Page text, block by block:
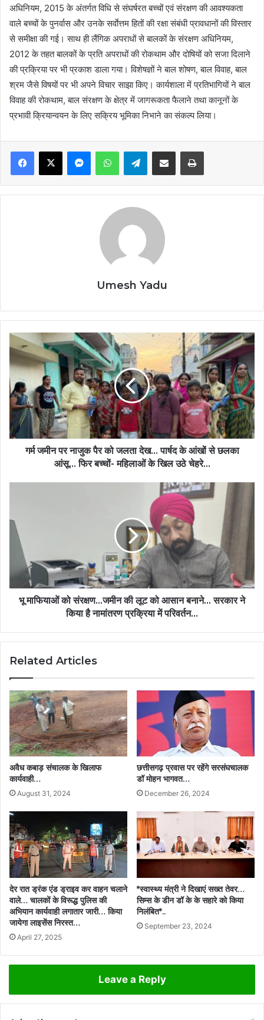
अधिनियम, 2015 के अंतर्गत विधि से संघर्षरत बच्चों एवं संरक्षण की आवश्यकता
वाले बच्चों के पुनर्वास और उनके सर्वाेत्तम हितों की रक्षा संबंधी प्रावधानों की विस्तार
से समीक्षा की गई। साथ ही लैंगिक अपराधों से बालकों के संरक्षण अधिनियम,
2012 के तहत बालकों के प्रति अपराधों की रोकथाम और दोषियों को सजा दिलाने
की प्रक्रिया पर भी प्रकाश डाला गया। विशेषज्ञों ने बाल शोषण, बाल विवाह, बाल
श्रम जैसे विषयों पर भी अपने विचार साझा किए। कार्यशाला में प्रतिभागियों ने बाल
विवाह की रोकथाम, बाल संरक्षण के क्षेत्र में जागरूकता फैलाने तथा कानूनों के
प्रभावी क्रियान्वयन के लिए सक्रिय भूमिका निभाने का संकल्प लिया।
Facebook
X MessengerWhatsAppTelegramShare via Email Print
Umesh Yadu
गर्म जमीन पर नाजुक पैर को जलता देख... पार्षद के आंखों से छलका
आंसू... फिर बच्चों- महिलाओं के खिल उठे चेहरे...
भू माफियाओं को संरक्षण...जमीन की लूट को आसान बनाने... सरकार ने
किया है नामांतरण प्रक्रिया में परिवर्तन...
Related Articles
अवैध कबाड़ संचालक के खिलाफ
कार्यवाही…
August 31, 2024
छत्तीसगढ़ प्रवास पर रहेंगे सरसंघचालक
डॉ मोहन भागवत…
December 26, 2024
देर रात ड्रंक एंड ड्राइव कर वाहन चलाने
वाले… चालकों के विरूद्ध पुलिस की
अभियान कार्यवाही लगातार जारी… किया
जायेगा लाइसेंस निरस्त…
April 27, 2025
*स्वास्थ्य मंत्री ने दिखाएं सख्त तेवर…
सिम्स के डीन डॉ के के सहारे को किया
निलंबित*..
September 23, 2024
Leave a Reply